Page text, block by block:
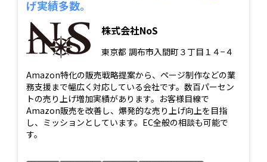
げ実績多数。
株式会社NoS
東京都 調布市入間町３丁目１４−４
Amazon特化の販売戦略提案から、ページ制作などの業
務支援まで幅広く対応している会社です。数百パーセン
トの売り上げ増加実績があります。お客様目線で
Amazon販売を改善し、爆発的な売り上げ向上を目指
し、ミッションとしています。EC全般の相談も可能で
す。